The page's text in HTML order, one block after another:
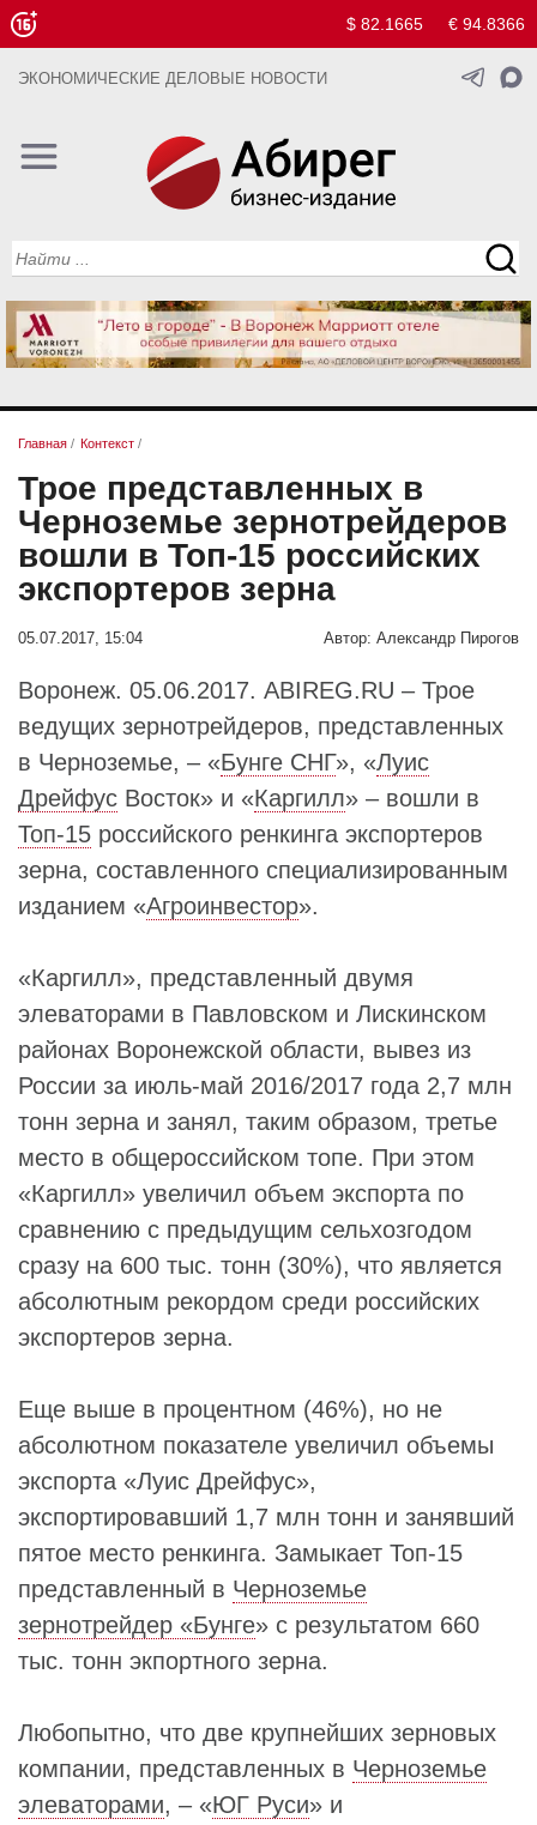
$ 82.1665 € 94.8366
ЭКОНОМИЧЕСКИЕ ДЕЛОВЫЕ НОВОСТИ
Главная / Контекст /
Трое представленных в
Черноземье зернотрейдеров
вошли в Топ-15 российских
экспортеров зерна
05.07.2017, 15:04 Автор: Александр Пирогов
Воронеж. 05.06.2017. ABIREG.RU – Трое
ведущих зернотрейдеров, представленных
в Черноземье, – «Бунге СНГ», «Луис
Дрейфус Восток» и «Каргилл» – вошли в
Топ-15 российского ренкинга экспортеров
зерна, составленного специализированным
изданием «Агроинвестор».
«Каргилл», представленный двумя
элеваторами в Павловском и Лискинском
районах Воронежской области, вывез из
России за июль-май 2016/2017 года 2,7 млн
тонн зерна и занял, таким образом, третье
место в общероссийском топе. При этом
«Каргилл» увеличил объем экспорта по
сравнению с предыдущим сельхозгодом
сразу на 600 тыс. тонн (30%), что является
абсолютным рекордом среди российских
экспортеров зерна.
Еще выше в процентном (46%), но не
абсолютном показателе увеличил объемы
экспорта «Луис Дрейфус»,
экспортировавший 1,7 млн тонн и занявший
пятое место ренкинга. Замыкает Топ-15
представленный в Черноземье
зернотрейдер «Бунге» с результатом 660
тыс. тонн экпортного зерна.
Любопытно, что две крупнейших зерновых
компании, представленных в Черноземье
элеваторами, – «ЮГ Руси» и